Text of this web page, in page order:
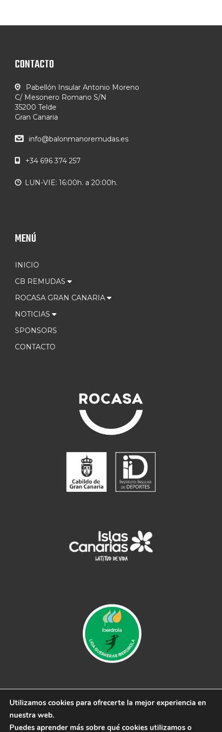
CONTACTO
Pabellón Insular Antonio Moreno
C/ Mesonero Romano S/N
35200 Telde
Gran Canaria
info@balonmanoremudas.es
+34 696 374 257
LUN-VIE: 16:00h. a 20:00h.
MENÚ
INICIO
CB REMUDAS
ROCASA GRAN CANARIA
NOTICIAS
SPONSORS
CONTACTO
© 2019 CB Remudas - Desarrollado por3COM
Utilizamos cookies para ofrecerte la mejor experiencia en
nuestra web.
Puedes aprender más sobre qué cookies utilizamos o